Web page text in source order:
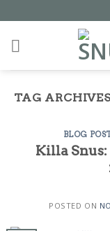
to
content
TAG
BLOG
Killa
POSTED ON